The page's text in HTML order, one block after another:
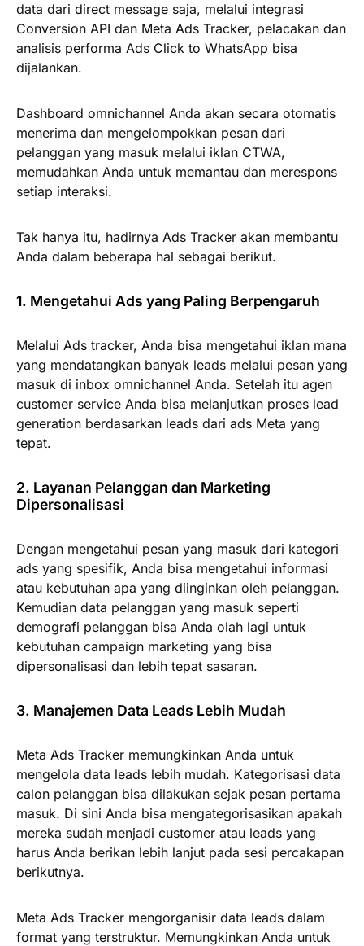
data dari direct message saja, melalui integrasi
Conversion API dan Meta Ads Tracker, pelacakan dan
analisis performa Ads Click to WhatsApp bisa
dijalankan.
Dashboard omnichannel Anda akan secara otomatis
menerima dan mengelompokkan pesan dari
pelanggan yang masuk melalui iklan CTWA,
memudahkan Anda untuk memantau dan merespons
setiap interaksi.
Tak hanya itu, hadirnya Ads Tracker akan membantu
Anda dalam beberapa hal sebagai berikut.
1. Mengetahui Ads yang Paling Berpengaruh
Melalui Ads tracker, Anda bisa mengetahui iklan mana
yang mendatangkan banyak leads melalui pesan yang
masuk di inbox omnichannel Anda. Setelah itu agen
customer service Anda bisa melanjutkan proses lead
generation berdasarkan leads dari ads Meta yang
tepat.
2. Layanan Pelanggan dan Marketing
Dipersonalisasi
Dengan mengetahui pesan yang masuk dari kategori
ads yang spesifik, Anda bisa mengetahui informasi
atau kebutuhan apa yang diinginkan oleh pelanggan.
Kemudian data pelanggan yang masuk seperti
demografi pelanggan bisa Anda olah lagi untuk
kebutuhan campaign marketing yang bisa
dipersonalisasi dan lebih tepat sasaran.
3. Manajemen Data Leads Lebih Mudah
Meta Ads Tracker memungkinkan Anda untuk
mengelola data leads lebih mudah. Kategorisasi data
calon pelanggan bisa dilakukan sejak pesan pertama
masuk. Di sini Anda bisa mengategorisasikan apakah
mereka sudah menjadi customer atau leads yang
harus Anda berikan lebih lanjut pada sesi percakapan
berikutnya.
Meta Ads Tracker mengorganisir data leads dalam
format yang terstruktur. Memungkinkan Anda untuk